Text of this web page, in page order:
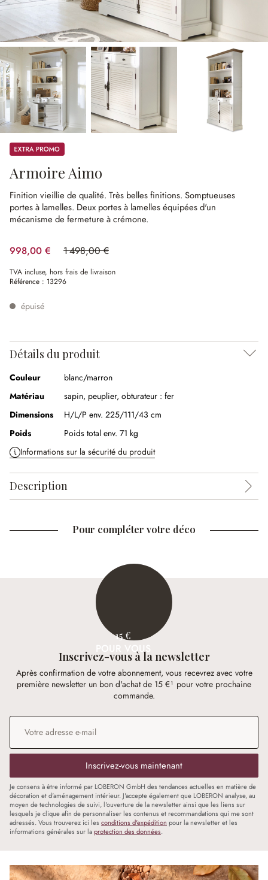
Promos
Armoire Aimo
Finition vieillie de qualité. Très belles finitions. Somptueuses
portes à lamelles. Deux portes à lamelles équipées d'un
mécanisme de fermeture à crémone.
998,00 € 1 498,00 €
(33.38%spared)
TVA incluse, hors frais de livraison
Référence : 13296
épuisé
Détails du produit
Couleur
blanc/marron
Matériau
sapin, peuplier, obturateur : fer
Dimensions
H/L/P env. 225/111/43 cm
Poids
Poids total env. 71 kg
Informations sur la sécurité du produit
Description
Pour compléter votre déco
15 €
POUR VOUS
Inscrivez-vous à la newsletter
Après confirmation de votre abonnement, vous recevrez avec votre
première newsletter un bon d'achat de 15 €¹ pour votre prochaine
commande.
Adresse e-mail
Inscrivez-vous maintenant
Je consens à être informé par LOBERON GmbH des tendances actuelles en matière de
décoration et d'aménagement intérieur. J'accepte également que LOBERON analyse, au
moyen de technologies de suivi, l'ouverture de la newsletter ainsi que les liens sur
lesquels je clique afin de personnaliser les contenus et recommandations qui me sont
adressés. Vous trouverez ici les conditions d'expédition pour la newsletter et les
informations générales sur laprotection des données.